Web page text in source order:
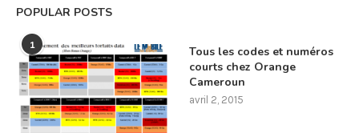
POPULAR POSTS
1
Tous les codes et numéros
courts chez Orange
Cameroun
avril 2, 2015